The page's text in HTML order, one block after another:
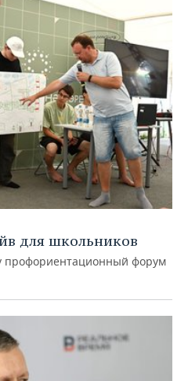
для школьников
профориентационный форум